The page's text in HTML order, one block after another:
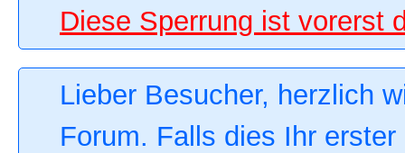
Diese Sperrung ist vorerst
Lieber Besucher, herzlich
Forum. Falls dies Ihr